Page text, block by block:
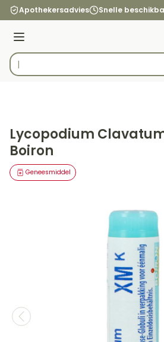
Ga naar de inhoud
Apothekersadvies Snelle
Menu
Product, merk, categorie...
Lycopodium
Boiron
Geneesmiddel